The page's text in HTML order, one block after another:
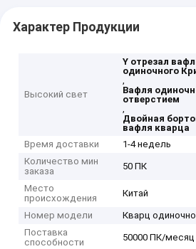
Характер Продукции
Высокий свет
Y отрезал
одиночного
,
Вафля
отверстием
,
Двойная
вафля кварца
Время доставки
1-4 недель
Количество мин
заказа
50 ПК
Место
происхождения
Китай
Номер модели
Кварц
Поставка
способности
50000 ПК/месяц